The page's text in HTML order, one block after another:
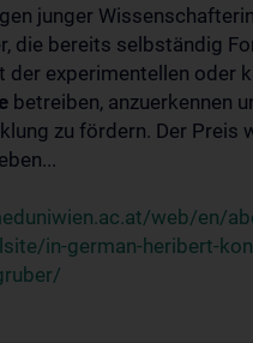
junger
die bereits selbständig
der experimentellen oder
betreiben, anzuerkennen
zu fördern. Der Preis
web/en/
in-german-heribert-